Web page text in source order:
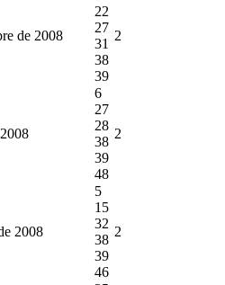
de 2008
22
27
31
38
39
2
6
27
28
38
39
48
2
2008
5
15
32
38
39
46
2